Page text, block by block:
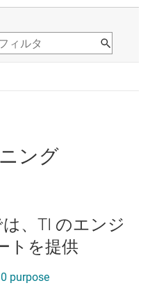
ング
、TI のエンジ
トを提供